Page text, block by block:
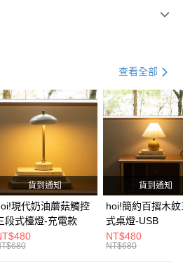
21家銀行
第一商業銀行
彰化商業銀行
台北富邦商業銀行
兆豐國際商業銀行
台中商業銀行
華泰商業銀行
遠東國際商業銀行
21家銀行
第一商業銀行
彰化商業銀行
台北富邦商業銀行
兆豐國際商業銀行
台中商業銀行
查看全部
貨到通知
現代奶油蘑菇觸控
段式檯燈-充電款
貨到通知
hoi!簡約百摺木
式桌燈-USB
NT$480
NT$680